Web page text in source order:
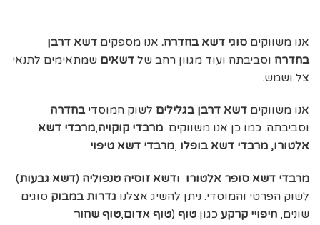
אנו משווקים סוגי דשא בחדרה. אנו מספקים דשא דרבן
בחדרה וסביבתה ועוד מגוון רחב של דשאים שמתאימים לתנאי
צל ושמש.
אנו משווקים דשא דרבן בגלילים לשוק המוסדיבחדרה
וסביבתה. כמו כן אנו משווקים מרבדי קוקויה,מרבדי דשא
אלטורו, מרבדי דשא בופלו ,מרבדי דשא טיפוי
מרבדי דשא סופר אלטורו ודשא זוסיה טנפוליה (דשא גבעות)
לשוק הפרטי והמוסדי. ניתן להשיג אצלנו גדרות במבוק סוגים
שונים, חיפויי קרקע כגון טוף (טוף אדום,טוף שחור